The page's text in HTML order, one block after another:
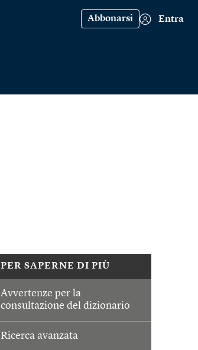
Abbonarsi Entra
PER SAPERNE DI PIÙ
Avvertenze per la
consultazione del dizionario
Ricerca avanzata